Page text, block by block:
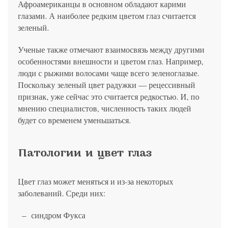
Афроамериканцы в основном обладают карими
глазами. А наиболее редким цветом глаз считается
зеленый.
Ученые также отмечают взаимосвязь между другими
особенностями внешности и цветом глаз. Например,
люди с рыжими волосами чаще всего зеленоглазые.
Поскольку зеленый цвет радужки — рецессивный
признак, уже сейчас это считается редкостью. И, по
мнению специалистов, численность таких людей
будет со временем уменьшаться.
Патологии и цвет глаз
Цвет глаз может меняться и из-за некоторых
заболеваний. Среди них:
синдром Фукса